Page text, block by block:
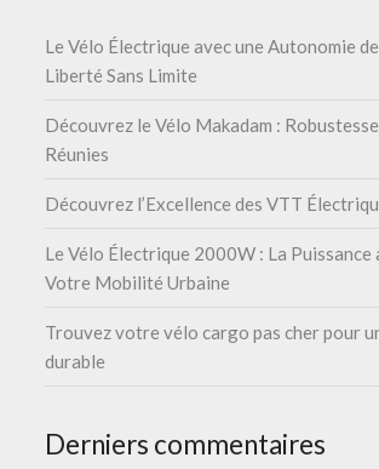
Le Vélo Électrique avec une Autonomie
Liberté Sans Limite
Découvrez le Vélo Makadam :
Réunies
Découvrez l’Excellence des VTT
Le Vélo Électrique 2000W : La Puissance
Votre Mobilité Urbaine
Trouvez votre vélo cargo pas cher pour
durable
Derniers commentaires